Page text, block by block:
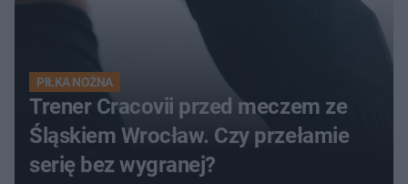
PIŁKA NOŻNA
Trener Cracovii przed meczem ze
Śląskiem Wrocław. Czy przełamie
serię bez wygranej?